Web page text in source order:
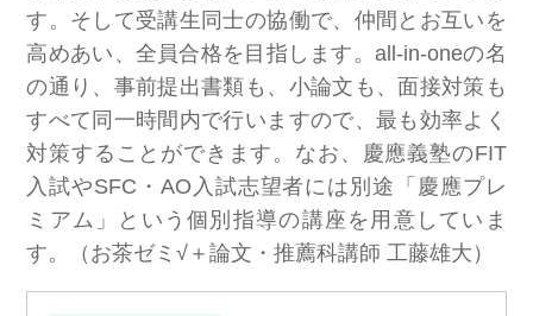
す。そして受講生同士の協働で、仲間とお互いを
高めあい、全員合格を目指します。all-in-oneの名
の通り、事前提出書類も、小論文も、面接対策も
すべて同一時間内で行いますので、最も効率よく
対策することができます。なお、慶應義塾のFIT
入試やSFC・AO入試志望者には別途「慶應プレ
ミアム」という個別指導の講座を用意していま
す。（お茶ゼミ√＋論文・推薦科講師 工藤雄大）